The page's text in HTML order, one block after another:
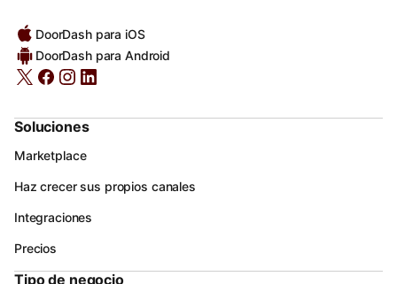
DoorDash para iOS
DoorDash para Android
Soluciones
Marketplace
Haz crecer sus propios canales
Integraciones
Precios
Tipo de negocio